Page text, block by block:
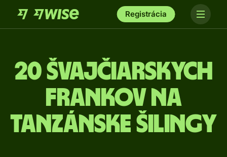
Registrácia
20 Švajčiarskych
frankov na
tanzánske šilingy